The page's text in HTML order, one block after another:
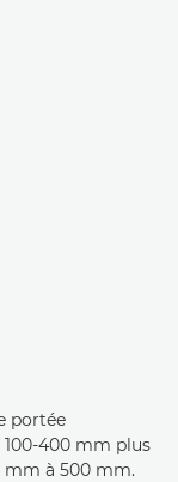
portée
400 mm plus
mm à 500 mm.